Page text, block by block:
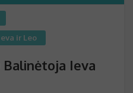
ir Leo
Balinėtoja Ieva